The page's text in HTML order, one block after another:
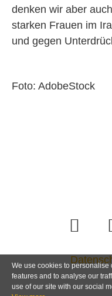
denken wir aber
starken Frauen im
und gegen
Foto: AdobeStock
We use cookies to
features and to analyse our
use of our site with our social